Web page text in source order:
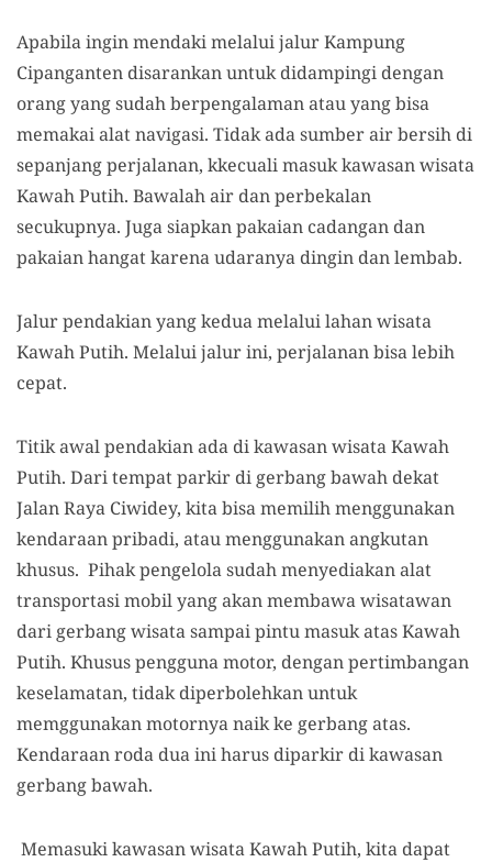
Apabila ingin mendaki melalui jalur Kampung
Cipanganten disarankan untuk didampingi dengan
orangyang sudah berpengalaman atauyangbisa
memakai alat navigasi. Tidak ada sumber air bersih di
sepanjang perjalanan, kkecuali masuk kawasan wisata
Kawah Putih. Bawalah air dan perbekalan
secukupnya. Jugasiapkan pakaian cadangan dan
pakaian hangatkarenaudaranya dingin danlembab.
Jalur pendakian yang kedua melalui lahan wisata
Kawah Putih. Melalui jalur ini, perjalananbisa lebih
cepat.
Titik awal pendakian ada di kawasan wisata Kawah
Putih. Dari tempat parkir di gerbang bawah dekat
Jalan Raya Ciwidey, kita bisa memilih menggunakan
kendaraan pribadi, atau menggunakan angkutan
khusus. Pihak pengelola sudah menyediakan alat
transportasi mobil yang akan membawa wisatawan
dari gerbang wisata sampai pintu masuk atas Kawah
Putih. Khusus pengguna motor, dengan pertimbangan
keselamatan, tidak diperbolehkan untuk
memggunakan motornya naik ke gerbang atas.
Kendaraan roda dua ini harus diparkir di kawasan
gerbang bawah.
Memasuki kawasan wisata Kawah Putih, kita dapat